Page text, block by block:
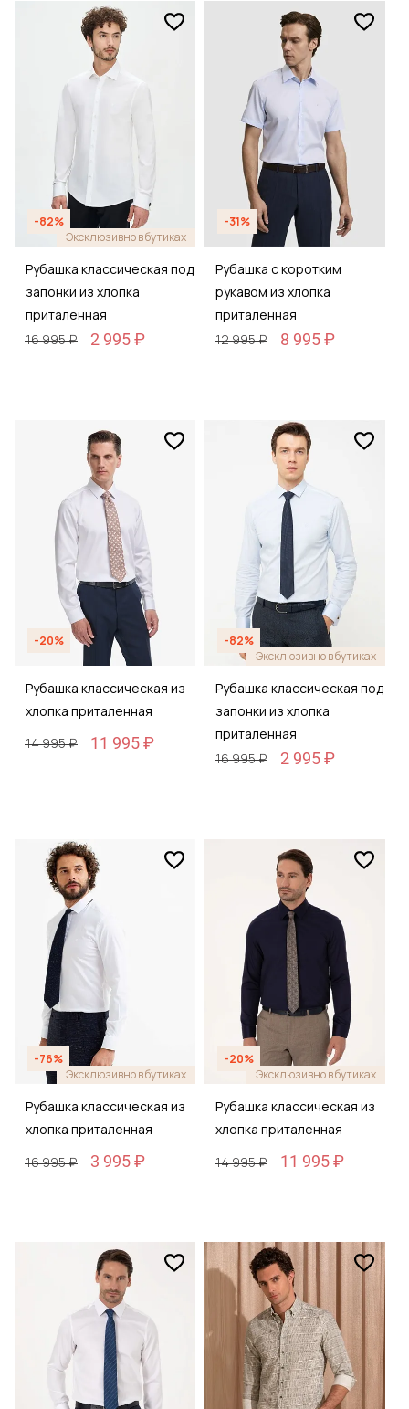
-82%
Эксклюзивно в бутиках
Рубашка классическая под
запонки из хлопка
приталенная
16 995 ₽
2 995 ₽
-31%
Рубашка с коротким
рукавом из хлопка
приталенная
12 995 ₽
8 995 ₽
-20%
Рубашка классическая из
хлопка приталенная
14 995 ₽
11 995 ₽
-82%
Эксклюзивно в бутиках
Рубашка классическая под
запонки из хлопка
приталенная
16 995 ₽
2 995 ₽
-76%
Эксклюзивно в бутиках
Рубашка классическая из
хлопка приталенная
16 995 ₽
3 995 ₽
-20%
Эксклюзивно в бутиках
Рубашка классическая из
хлопка приталенная
14 995 ₽
11 995 ₽